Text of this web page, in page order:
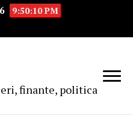
9:50:11 PM
finante, politica